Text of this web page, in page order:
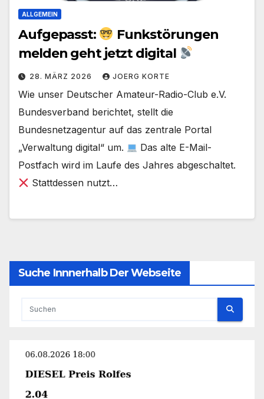
ALLGEMEIN
Aufgepasst:
Funkstörungen
melden geht jetzt digital
28. MÄRZ 2026 JOERG KORTE
Wie unser Deutscher Amateur-Radio-Club e.V.
Bundesverband berichtet, stellt die
Bundesnetzagentur auf das zentrale Portal
„Verwaltung digital“ um.
Das alte E-Mail-
Postfach wird im Laufe des Jahres abgeschaltet.
Stattdessen nutzt…
Suche Innnerhalb Der Webseite